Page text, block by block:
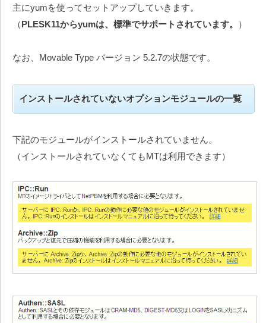
主にyumを使ってセットアップしていきます。
（PLESK11からyumは、標準でサポートされています。 ）
なお、Movable Type バージョン 5.2.7の状態です。
インストールされていないオプションモジュールの一覧
下記のモジュールがインストールされていません。
（インストールされていなくてもMTは利用できます）